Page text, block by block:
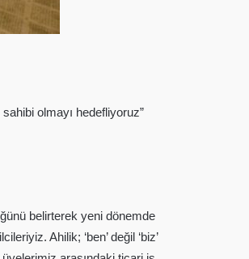
olmayı hedefliyoruz”
belirterek yeni dönemde
Ahilik; ‘ben’ değil ‘biz’